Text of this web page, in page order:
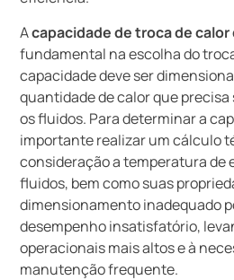
Acapacidade de troca de calor
fundamental na escolha do
capacidade deve ser
quantidade de calor que
os fluidos. Para determinar a
importante realizar um cálculo
consideração a temperatura de
fluidos, bem como suas
dimensionamento inadequado
desempenho insatisfatório,
operacionais mais altos e à
manutenção frequente.